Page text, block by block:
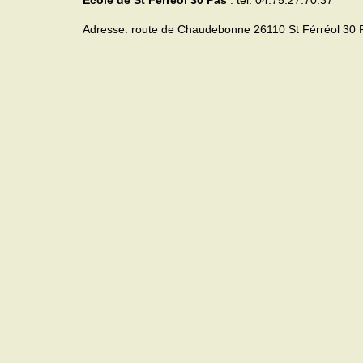
Adresse: route de Chaudebonne 26110 St Férréol 30